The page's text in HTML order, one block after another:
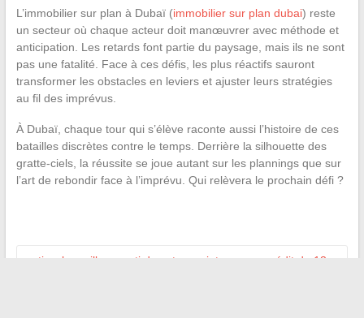
L’immobilier sur plan à Dubaï (immobilier sur plan dubai) reste
un secteur où chaque acteur doit manœuvrer avec méthode et
anticipation. Les retards font partie du paysage, mais ils ne sont
pas une fatalité. Face à ces défis, les plus réactifs sauront
transformer les obstacles en leviers et ajuster leurs stratégies
au fil des imprévus.
À Dubaï, chaque tour qui s’élève raconte aussi l’histoire de ces
batailles discrètes contre le temps. Derrière la silhouette des
gratte-ciels, la réussite se joue autant sur les plannings que sur
l’art de rebondir face à l’imprévu. Qui relèvera le prochain défi ?
tirer le meilleur parti de votre projet avec un crédit de 13